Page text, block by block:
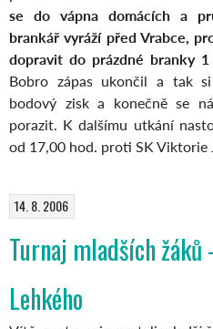
se do vápna domácích a
brankář vyráží před Vrabce,
dopravit do prázdné branky 1
Bobro zápas ukončil a tak
bodový zisk a konečně se
porazit. K dalšímu utkání
od 17,00 hod. proti SK Viktorie
14. 8. 2006
Turnaj mladších
Lehkého